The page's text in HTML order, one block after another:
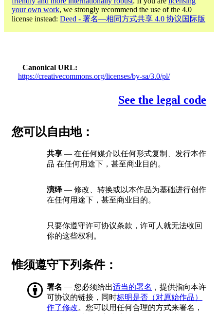
your own work, we strongly recommend the use of the 4.0
license instead: Deed - 署名—相同方式共享 4.0 协议国际版
Canonical URL
https://creativecommons.org/licenses/by-sa/3.0/pl/
See the legal code
您可以自由地：
共享 — 在任何媒介以任何形式复制、发行本作
品 在任何用途下，甚至商业目的。
演绎 — 修改、转换或以本作品为基础进行创作
在任何用途下，甚至商业目的。
只要你遵守许可协议条款，许可人就无法收回
你的这些权利。
惟须遵守下列条件：
署名 — 您必须给出适当的署名 ，提供指向本许
可协议的链接，同时标明是否（对原始作品）
作了修改。您可以用任何合理的方式来署名，